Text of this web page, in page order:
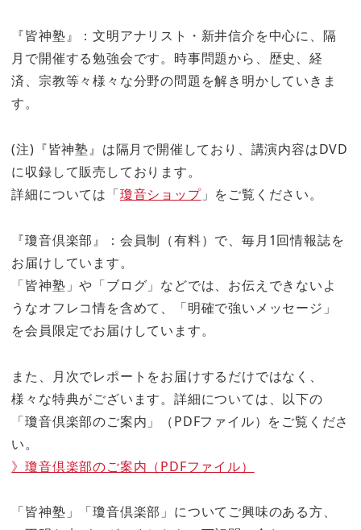
『皆神塾』：文明アナリスト・新井信介を中心に、隔
月で開催する勉強会です。時事問題から、歴史、経
済、宗教等々様々な分野の問題を解き明かしていきま
す。
(注)『皆神塾』は隔月で開催しており、講演内容はDVD
に収録して販売しております。
詳細については「瓊音ショップ」をご覧ください。
『瓊音倶楽部』：会員制（有料）で、毎月1回情報誌を
お届けしています。
「皆神塾」や「ブログ」などでは、お伝えできないよ
うなオフレコ情を含めて、「明確で強いメッセージ」
を会員限定でお届けしています。
また、月次でレポートをお届けするだけではなく、
様々な特典がございます。詳細については、以下の
「瓊音倶楽部のご案内」（PDFファイル）をご覧くださ
い。
》瓊音倶楽部のご案内（PDFファイル）
「皆神塾」「瓊音倶楽部」についてご興味のある方、